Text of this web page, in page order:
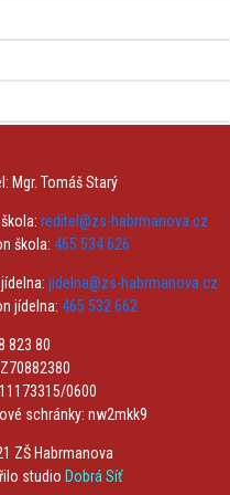
Mgr. Tomáš Starý
reditel@zs-habrmanova.cz
škola: 465 534 626
jidelna@zs-habrmanova.cz
jídelna: 465 532 662
823 80
0600
schránky: nw2mkk9
ZŠ Habrmanova
studio Dobrá Síť